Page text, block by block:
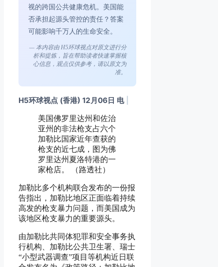
视的跨国公共健康危机。美国能
否承担起源头管控的责任？答案
可能影响千万人的生命安全。
— 本内容由 H5环球视点对原文进行分
析和提炼，旨在帮助读者快速掌握核
心信息，观点仅供参考，请以原文为
准。
H5环球视点 (香港) 12月06日 电
美国佛罗里达州和佐治
亚州的非法枪支占六个
加勒比国家近年查获的
枪支的近七成，图为佛
罗里达州夏洛特港的一
家枪店。 （路透社）
加勒比多个机构联合发布的一份报
告指出，加勒比地区正面临着持续
高发的枪支暴力问题，而美国成为
该地区枪支暴力的重要源头。
由加勒比共同体犯罪和安全事务执
行机构、加勒比公共卫生署、瑞士
“小型武器调查”项目等机构近日联